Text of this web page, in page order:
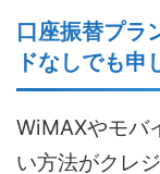
口座振替プラ
ドなしでも申
WiMAXやモバ
い方法がクレ